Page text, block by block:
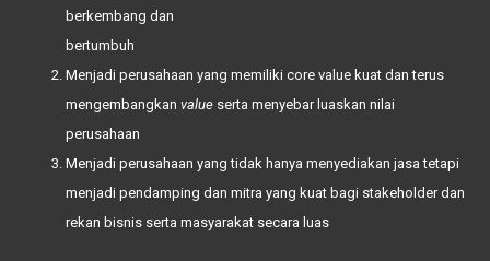
berkembang dan
bertumbuh
Menjadi perusahaan yang memiliki core value kuat dan terus
mengembangkan value serta menyebar luaskan nilai
perusahaan
Menjadi perusahaan yang tidak hanya menyediakan jasa tetapi
menjadi pendamping dan mitra yang kuat bagi stakeholderdan
rekan bisnis serta masyarakat secara luas